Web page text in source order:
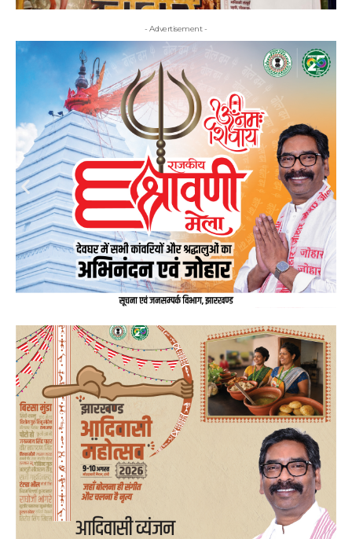
- Advertisement -